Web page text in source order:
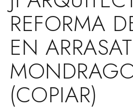
REFORMA
EN
(COPIAR)